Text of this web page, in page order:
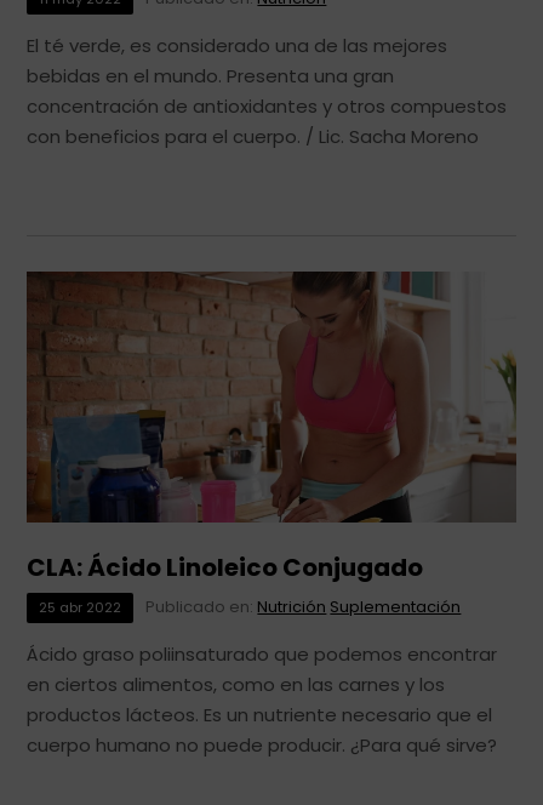
El té verde, es considerado una de las mejores
bebidas en el mundo. Presenta una gran
concentración de antioxidantes y otros compuestos
con beneficios para el cuerpo. / Lic. Sacha Moreno
CLA: Ácido Linoleico Conjugado
25 abr 2022 Publicado en: Nutrición Suplementación
Ácido graso poliinsaturado que podemos encontrar
en ciertos alimentos, como en las carnes y los
productos lácteos. Es un nutriente necesario que el
cuerpo humano no puede producir. ¿Para qué sirve?